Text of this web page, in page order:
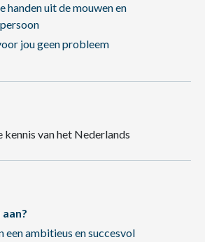
handen uit de mouwen en
jou geen probleem
kennis van het Nederlands
een ambitieus en succesvol